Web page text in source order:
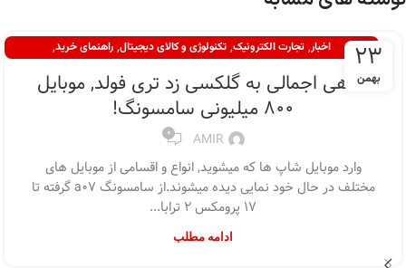
23
بهمن
اخبار, تجارت الکترونیک, تکنولوژی و کالای دیجیتال, راهنمای خرید,
راهنمای خرید گوشی
نگاهی اجمالی به گلکسی زد تری فولد, موبایل
800 میلیونی سامسونگ!
AMIR
0
وارد موبایل شاپ ها که میشوید, انواع و اقسامی از موبایل های
مختلف در حال خود نمایی دیده میشوند.از سامسونگ a07 گرفته تا
17 پرومکس 2 ترابا...
ادامه مطلب